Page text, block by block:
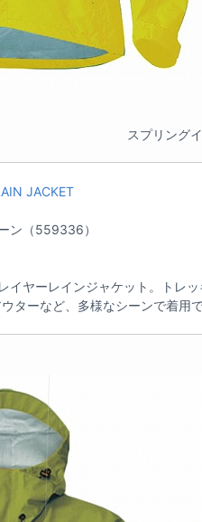
スプリング
JACKET
ン（559336）
イヤーレインジャケット。トレ
ターなど、多様なシーンで着用